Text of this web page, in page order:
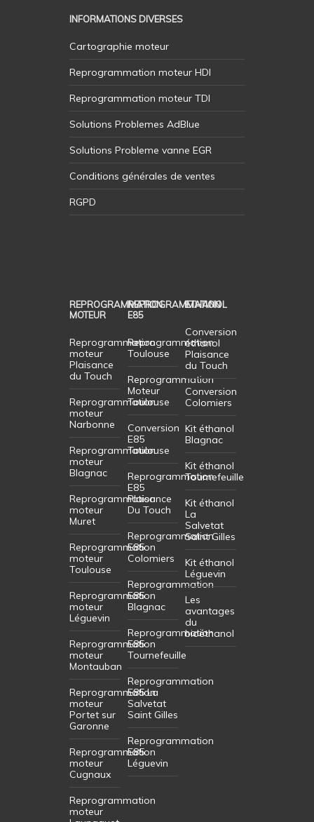
INFORMATIONS DIVERSES
Cartographie moteur
Reprogrammation moteur HDI
Reprogrammation moteur TDI
Solutions Problemes AdBlue
Solutions Probleme vanne EGR
Conditions générales de ventes
RGPD
REPROGRAMMATION
MOTEUR
Reprogrammation
moteur
Plaisance
du Touch
Reprogrammation
moteur
Narbonne
Reprogrammation
moteur
Blagnac
Reprogrammation
moteur
Muret
Reprogrammation
moteur
Toulouse
Reprogrammation
moteur
Léguevin
Reprogrammation
moteur
Montauban
Reprogrammation
moteur
Portet sur
Garonne
Reprogrammation
moteur
Cugnaux
Reprogrammation
moteur
REPROGRAMMATION
E85
Reprogrammation
Toulouse
Reprogrammation
Moteur
Toulouse
Conversion
E85
Toulouse
Reprogrammation
E85
Plaisance
Du Touch
Reprogrammation
E85
Colomiers
Reprogrammation
E85
Blagnac
Reprogrammation
E85
Tournefeuille
Reprogrammation
E85 La
Salvetat
Saint Gilles
Reprogrammation
E85
Léguevin
ETHANOL
Conversion
éthanol
Plaisance
du Touch
Conversion
Colomiers
Kit éthanol
Blagnac
Kit éthanol
Tournefeuille
Kit éthanol
La
Salvetat
Saint Gilles
Kit éthanol
Léguevin
Les
avantages
du
bioéthanol